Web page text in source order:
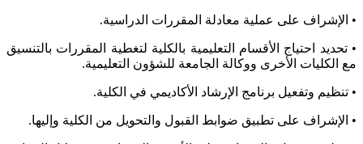
• الإشراف على عملية معادلة المقررات الدراسية.
• تحديد احتياج الأقسام التعليمية بالكلية لتغطية المقررات بالتنسيق
مع الكليات الأخرى ووكالة الجامعة للشؤون التعليمية.
• تنظيم وتفعيل برنامج الإرشاد الأكاديمي في الكلية.
• الإشراف على تطبيق ضوابط القبول والتحويل من الكلية وإليها.